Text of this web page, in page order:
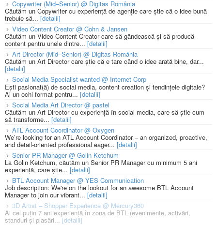
Copywriter (Mid–Senior) @ Digitas România
Căutăm un Copywriter cu experiență de agenție care știe că o idee bună
trebuie să... [detalii]
Video Content Creator @ Cohn & Jansen
Căutăm un Video Content Creator care să gândească și să producă
content pentru unele dintre... [detalii]
Art Director (Mid–Senior) @ Digitas România
Căutăm un Art Director care știe că e tare când o idee arată bine, dar...
[detalii]
Social Media Specialist wanted @ Internet Corp
Ești pasionat(ă) de social media, content creation și tendințele digitale?
Ai un ochi format pentru... [detalii]
Social Media Art Director @ pastel
Căutăm un Art Director cu experiență în social media, care să știe cum
să transforme... [detalii]
ATL Account Coordinator @ Oxygen
We’re looking for an ATL Account Coordinator – an organized, proactive,
and detail-oriented professional eager... [detalii]
Senior PR Manager @ Golin Ketchum
La Golin Ketchum, căutăm un Senior PR Manager cu minimum 5 ani
experiență, care știe... [detalii]
BTL Account Manager @ YES Communication
Job description: We're on the lookout for an awesome BTL Account
Manager to join our vibrant... [detalii]
3D Artist – Shopper Experience @ Mercury360
Ai cel puțin 7 ani experiență în zona de BTL (evenimente, activări,
standuri și plasări...[detalii]